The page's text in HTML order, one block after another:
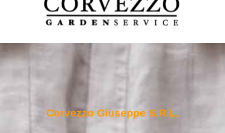
Corvezzo Giuseppe S.r.l.